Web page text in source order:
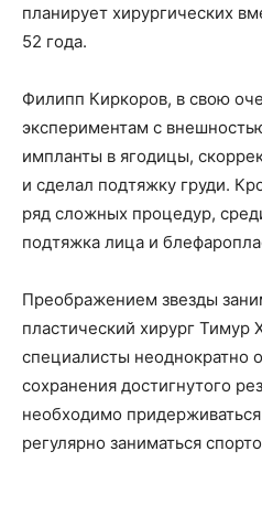
планирует хирургических
52 года.
Филипп Киркоров, в свою
экспериментам с
импланты в ягодицы,
и сделал подтяжку груди.
ряд сложных процедур,
подтяжка лица и
Преображением звезды
пластический хирург Тимур
специалисты неоднократно
сохранения достигнутого
необходимо
регулярно заниматься